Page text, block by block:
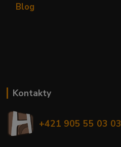
Blog
Kontakty
+421 905 55 03 03